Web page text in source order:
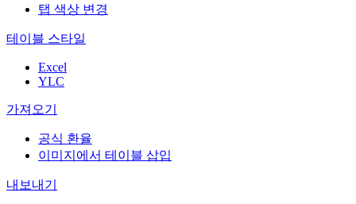
탭 색상 변경
테이블 스타일
Excel
YLC
가져오기
공식 환율
이미지에서 테이블 삽입
내보내기